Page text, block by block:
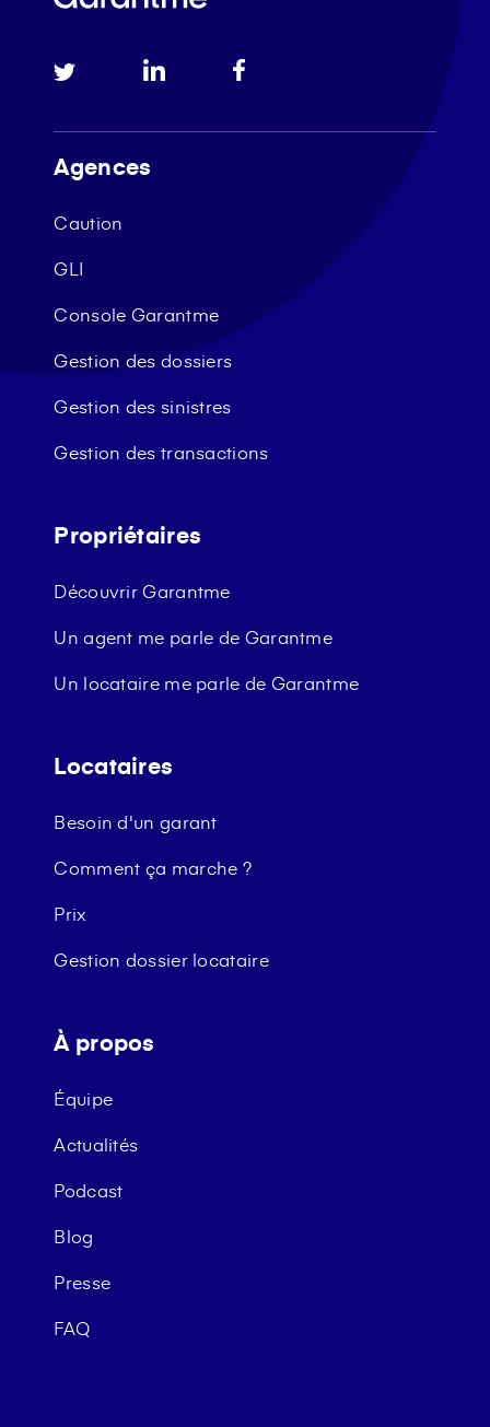
Agences
Caution
GLI
Console Garantme
Gestion des dossiers
Gestion des sinistres
Gestion des transactions
Propriétaires
Découvrir Garantme
Un agent me parle de Garantme
Un locataire me parle de Garantme
Locataires
Besoin d'un garant
Comment ça marche ?
Prix
Gestion dossier locataire
À propos
Équipe
Actualités
Podcast
Blog
Presse
FAQ